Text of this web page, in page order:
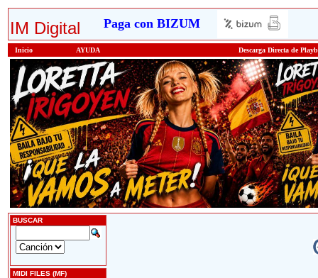
IM Digital Paga con BIZUM
Inicio AYUDA Descarga Directa de
BUSCAR
MIDI FILES (MF)